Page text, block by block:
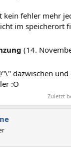
kein fehler mehr
im speicherort
(14.
dazwischen
:O
Zuletzt